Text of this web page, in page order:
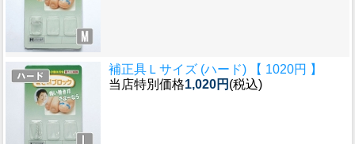
補正具Ｌサイズ (ハード) 【 1020円 】
当店特別価格1,020円 (税込)